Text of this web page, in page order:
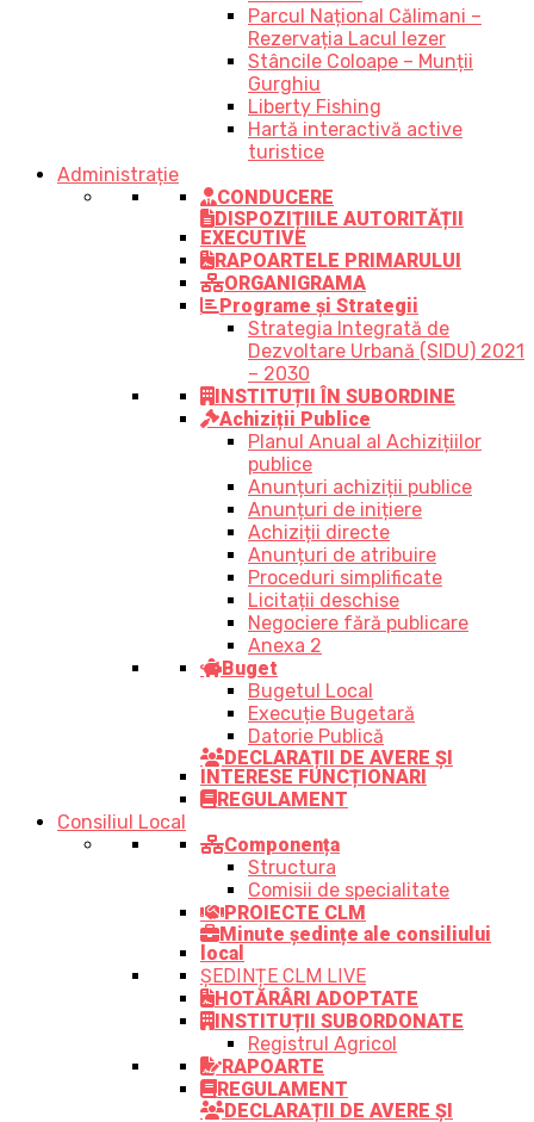
Parcul Național Călimani –
Rezervația Lacul Iezer
Stâncile Coloape – Munții
Gurghiu
Liberty Fishing
Hartă interactivă active
turistice
Administrație
CONDUCERE
DISPOZIȚIILE AUTORITĂȚII
EXECUTIVE
RAPOARTELE PRIMARULUI
ORGANIGRAMA
Programe și Strategii
Strategia Integrată de
Dezvoltare Urbană (SIDU) 2021
– 2030
INSTITUȚII ÎN SUBORDINE
Achiziții Publice
Planul Anual al Achizițiilor
publice
Anunțuri achiziții publice
Anunțuri de inițiere
Achiziții directe
Anunțuri de atribuire
Proceduri simplificate
Licitații deschise
Negociere fără publicare
Anexa 2
Buget
Bugetul Local
Execuție Bugetară
Datorie Publică
DECLARAȚII DE AVERE ȘI
INTERESE FUNCȚIONARI
REGULAMENT
Consiliul Local
Componența
Structura
Comisii de specialitate
PROIECTE CLM
Minute ședințe ale consiliului
local
ȘEDINȚE CLM LIVE
HOTĂRÂRI ADOPTATE
INSTITUȚII SUBORDONATE
Registrul Agricol
RAPOARTE
REGULAMENT
DECLARAȚII DE AVERE ȘI